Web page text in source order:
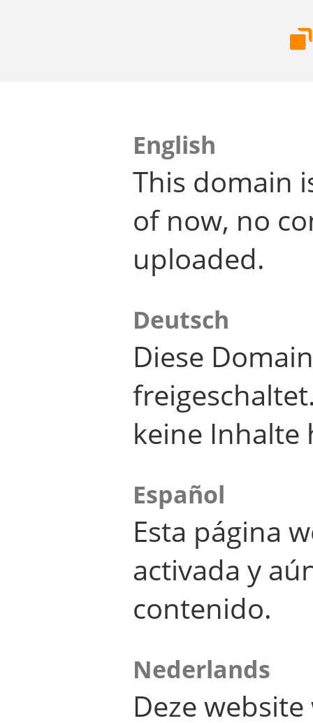
English
This domain
of now, no
uploaded.
Deutsch
Diese
keine Inhalte
Español
Esta página
activada y
contenido.
Nederlands
Deze